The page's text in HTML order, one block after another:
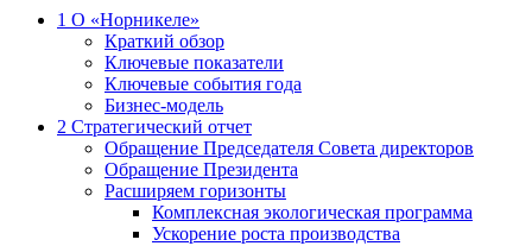
1 О «Норникеле»
Краткий обзор
Ключевые показатели
Ключевые события года
Бизнес-модель
2 Стратегический отчет
Обращение Председателя Совета директоров
Обращение Президента
Расширяем горизонты
Комплексная экологическая программа
Ускорение роста производства